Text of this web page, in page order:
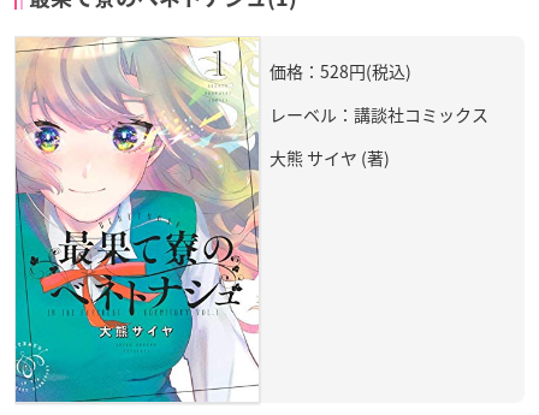
価格：528円(税込)
レーベル：講談社コミックス
大熊 サイヤ (著)